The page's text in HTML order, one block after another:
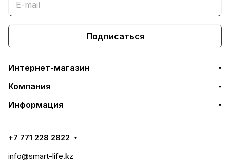
Подписаться
Интернет-магазин
Компания
Информация
+7 771 228 2822
info@smart-life.kz